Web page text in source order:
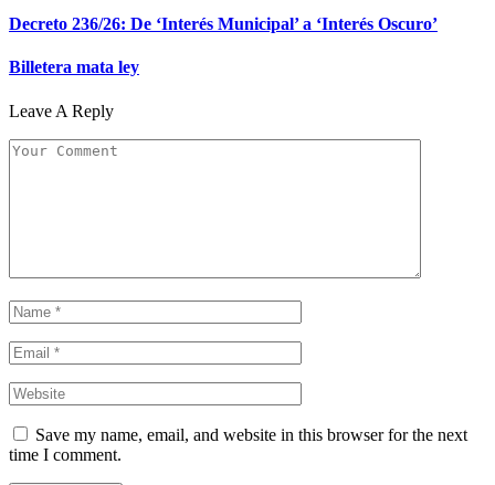
Decreto 236/26: De ‘Interés Municipal’ a ‘Interés Oscuro’
Billetera mata ley
Leave A Reply
Save my name, email, and website in this browser for the next
time I comment.